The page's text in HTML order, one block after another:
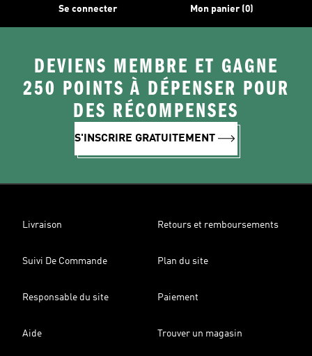
Se connecter Mon panier (0)
DEVIENS MEMBRE ET GAGNE
250 POINTS À DÉPENSER POUR
DES RÉCOMPENSES
S'INSCRIRE GRATUITEMENT
Livraison Retours et remboursements
Suivi De Commande Plan du site
Responsable du site Paiement
Aide Trouver un magasin